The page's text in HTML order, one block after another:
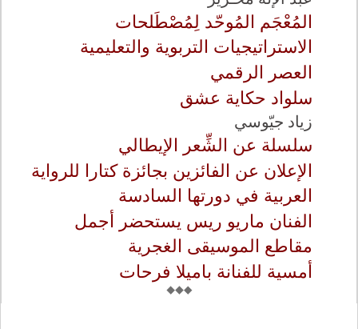
المُعْجَم المُوحّد لِمُصْطَلحات
الاستراتيجيات التربوية والتعليمية
العصر الرقمي
سلواد حكاية عشق
زياد جيّوسي
سلسلة عن الشِّعر الإيطالي
الإعلان عن الفائزين بجائزة كتارا للرواية
العربية في دورتها السادسة
الفنان ماريو ريس يستحضر أجمل
مقاطع الموسيقى الغجرية
أمسية للفنانة باميلا فرحات